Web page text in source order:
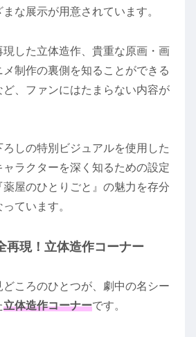
な展示が用意されています。
した立体造作、貴重な原画・画
制作の裏側を知ることができる
ど、ファンにはたまらない内容が
しの特別ビジュアルを使用した
ラクターを深く知るための設定
屋のひとりごと』の魅力を存分
ています。
再現！立体造作コーナー
ころのひとつが、劇中の名シー
立体造作コーナーです。